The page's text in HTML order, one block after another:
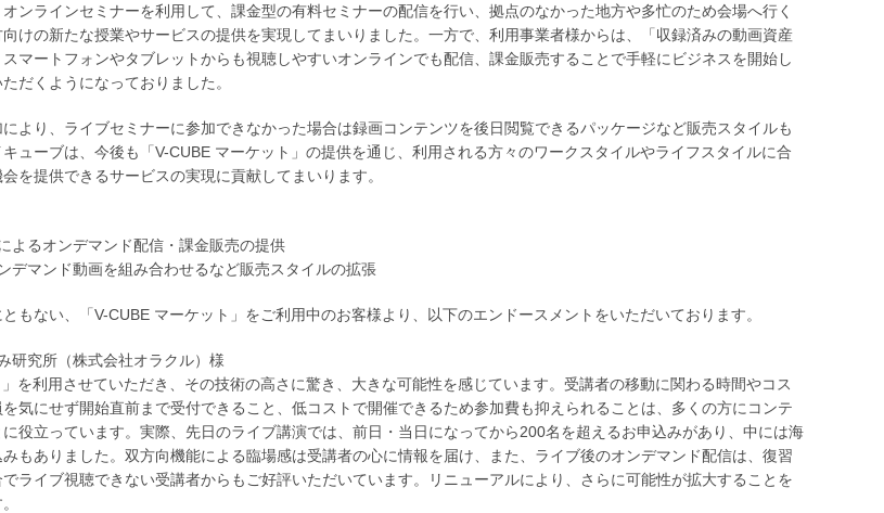
ンラインセミナーを利用して、課金型の有料セミナーの配信を行い、拠点のなかった地方や多忙のため会場へ行く
けの新たな授業やサービスの提供を実現してまいりました。一方で、利用事業者様からは、「収録済みの動画資産
マートフォンやタブレットからも視聴しやすいオンラインでも配信、課金販売することで手軽にビジネスを開始し
だくようになっておりました。
より、ライブセミナーに参加できなかった場合は録画コンテンツを後日閲覧できるパッケージなど販売スタイルも
ューブは、今後も「V-CUBE マーケット」の提供を通じ、利用される方々のワークスタイルやライフスタイルに合
を提供できるサービスの実現に貢献してまいります。
よるオンデマンド配信・課金販売の提供
デマンド動画を組み合わせるなど販売スタイルの拡張
もない、「V-CUBE マーケット」をご利用中のお客様より、以下のエンドースメントをいただいております。
研究所（株式会社オラクル）様
」を利用させていただき、その技術の高さに驚き、大きな可能性を感じています。受講者の移動に関わる時間やコス
を気にせず開始直前まで受付できること、低コストで開催できるため参加費も抑えられることは、多くの方にコンテ
役立っています。実際、先日のライブ講演では、前日・当日になってから200名を超えるお申込みがあり、中には海
もありました。双方向機能による臨場感は受講者の心に情報を届け、また、ライブ後のオンデマンド配信は、復習
ライブ視聴できない受講者からもご好評いただいています。リニューアルにより、さらに可能性が拡大することを